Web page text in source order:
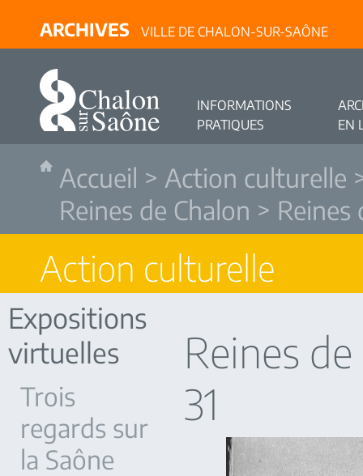
ARCHIVES VILLE DE CHALON-SUR-SAÔNE
INFORMATIONS
PRATIQUES
EN
Accueil > Action culturelle
Reines de Chalon > Reines
Action culturelle
Expositions
virtuelles
Trois
regards sur
la Saône
Reines
31